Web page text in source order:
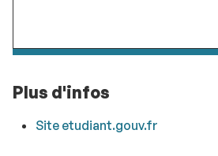
Plus d'infos
Site etudiant.gouv.fr